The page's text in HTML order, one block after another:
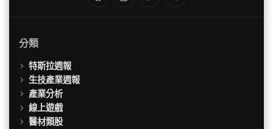
Twitter
分類
特斯拉週報
生技產業週報
產業分析
線上遊戲
醫材類股